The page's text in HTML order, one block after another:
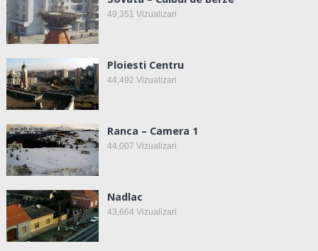
49,351 Vizualizari
Ploiesti Centru
44,492 Vizualizari
Ranca – Camera 1
44,007 Vizualizari
Nadlac
43,664 Vizualizari